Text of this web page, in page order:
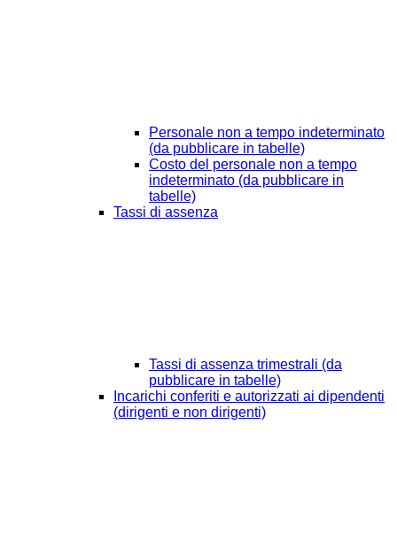
Personale non a tempo indeterminato
(da pubblicare in tabelle)
Costo del personale non a tempo
indeterminato (da pubblicare in
tabelle)
Tassi di assenza
Tassi di assenza trimestrali (da
pubblicare in tabelle)
Incarichi conferiti e autorizzati ai dipendenti
(dirigenti e non dirigenti)